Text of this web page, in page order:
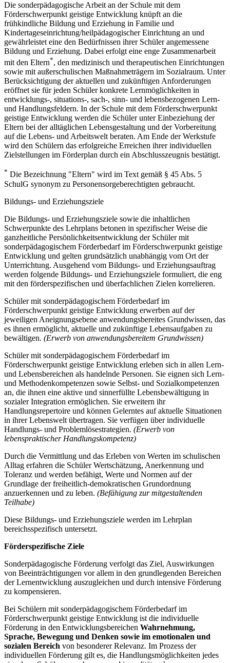
Die sonderpädagogische Arbeit an der Schule mit dem
Förderschwerpunkt geistige Entwicklung knüpft an die
frühkindliche Bildung und Erziehung in Familie und
Kindertageseinrichtung/heilpädagogischer Einrichtung an und
gewährleistet eine den Bedürfnissen ihrer Schüler angemessene
Bildung und Erziehung. Dabei erfolgt eine enge Zusammenarbeit
mit den Eltern*, den medizinisch und therapeutischen Einrichtungen
sowie mit außerschulischen Maßnahmeträgern im Sozialraum. Unter
Berücksichtigung der aktuellen und zukünftigen Anforderungen
eröffnet sie für jeden Schüler konkrete Lernmöglichkeiten in
entwicklungs-, situations-, sach-, sinn- und lebensbezogenen Lern-
und Handlungsfeldern. In der Schule mit dem Förderschwerpunkt
geistige Entwicklung werden die Schüler unter Einbeziehung der
Eltern bei der alltäglichen Lebensgestaltung und der Vorbereitung
auf die Lebens- und Arbeitswelt beraten. Am Ende der Werkstufe
wird den Schülern das erfolgreiche Erreichen ihrer individuellen
Zielstellungen im Förderplan durch ein Abschlusszeugnis bestätigt.
* Die Bezeichnung "Eltern" wird im Text gemäß § 45 Abs. 5
SchulG synonym zu Personensorgeberechtigten gebraucht.
Bildungs- und Erziehungsziele
Die Bildungs- und Erziehungsziele sowie die inhaltlichen
Schwerpunkte des Lehrplans betonen in spezifischer Weise die
ganzheitliche Persönlichkeitsentwicklung der Schüler mit
sonderpädagogischem Förderbedarf im Förderschwerpunkt geistige
Entwicklung und gelten grundsätzlich unabhängig vom Ort der
Unterrichtung. Ausgehend vom Bildungs- und Erziehungsauftrag
werden folgende Bildungs- und Erziehungsziele formuliert, die eng
mit den förderspezifischen und überfachlichen Zielen korrelieren.
Schüler mit sonderpädagogischem Förderbedarf im
Förderschwerpunkt geistige Entwicklung erwerben auf der
jeweiligen Aneignungsebene anwendungsbereites Grundwissen, das
es ihnen ermöglicht, aktuelle und zukünftige Lebensaufgaben zu
bewältigen. (Erwerb von anwendungsbereitem Grundwissen)
Schüler mit sonderpädagogischem Förderbedarf im
Förderschwerpunkt geistige Entwicklung erleben sich in allen Lern-
und Lebensbereichen als handelnde Personen. Sie eignen sich Lern-
und Methodenkompetenzen sowie Selbst- und Sozialkompetenzen
an, die ihnen eine aktive und sinnerfüllte Lebensbewältigung in
sozialer Integration ermöglichen. Sie erweitern ihr
Handlungsrepertoire und können Gelerntes auf aktuelle Situationen
in ihrer Lebenswelt übertragen. Sie verfügen über individuelle
Handlungs- und Problemlösestrategien. (Erwerb von
lebenspraktischer Handlungskompetenz)
Durch die Vermittlung und das Erleben von Werten im schulischen
Alltag erfahren die Schüler Wertschätzung, Anerkennung und
Toleranz und werden befähigt, Werte und Normen auf der
Grundlage der freiheitlich-demokratischen Grundordnung
anzuerkennen und zu leben. (Befähigung zur mitgestaltenden
Teilhabe)
Diese Bildungs- und Erziehungsziele werden im Lehrplan
bereichsspezifisch untersetzt.
Förderspezifische Ziele
Sonderpädagogische Förderung verfolgt das Ziel, Auswirkungen
von Beeinträchtigungen vor allem in den grundlegenden Bereichen
der Lernentwicklung auszugleichen und durch intensive Förderung
zu kompensieren.
Bei Schülern mit sonderpädagogischem Förderbedarf im
Förderschwerpunkt geistige Entwicklung ist die individuelle
Förderung in den Entwicklungsbereichen Wahrnehmung,
Sprache, Bewegung und Denken sowie im emotionalen und
sozialen Bereich von besonderer Relevanz. Im Prozess der
individuellen Förderung gilt es, die Handlungsmöglichkeiten jedes